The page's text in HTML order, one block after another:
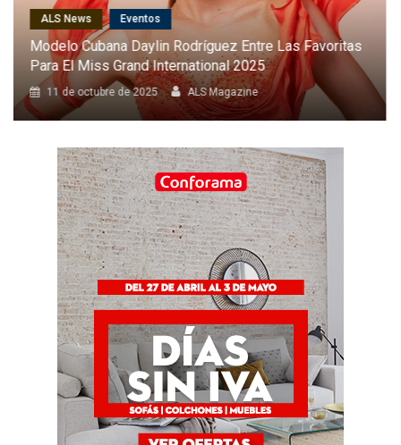
ALS News Cantantes
Karol G Será La Primera Latina En Cantar En El Desfile
Anual De Victoria’s Secret
8 de octubre de 2025 ALS Magazine